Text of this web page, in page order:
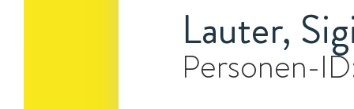
Lauter,
Personen-